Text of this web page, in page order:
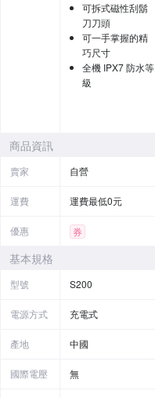
可拆式磁性刮鬍
刀刀頭
可一手掌握的精
巧尺寸
全機 IPX7 防水等
級
商品資訊
賣家 自營
運費 運費最低0元
優惠 券
基本規格
型號 S200
電源方式 充電式
產地 中國
國際電壓 無